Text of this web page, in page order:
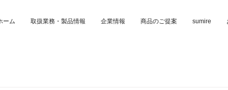
ーム 取扱業務・製品情報 企業情報 商品のご提案 sumire